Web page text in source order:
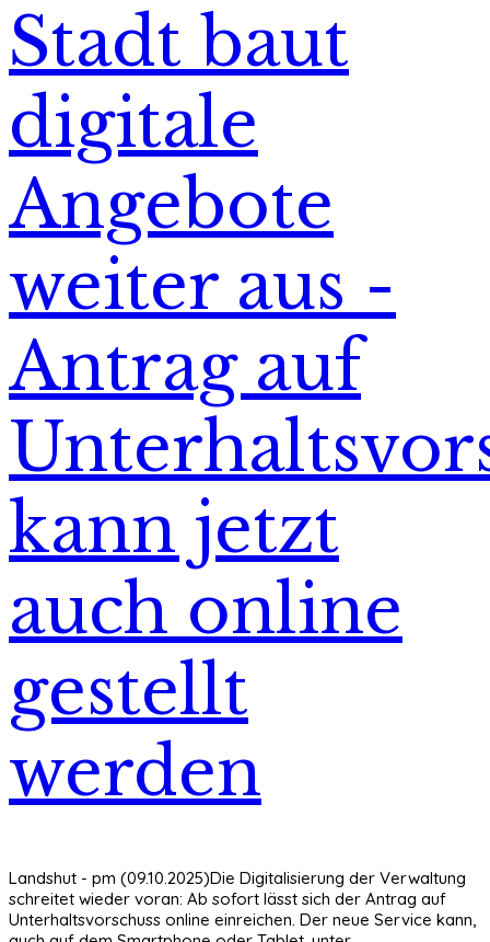
Stadt baut
digitale
Angebote
weiter aus -
Antrag auf
kann jetzt
auch online
gestellt
werden
Landshut - pm (09.10.2025)Die Digitalisierung der Verwaltung
schreitet wieder voran: Ab sofort lässt sich der Antrag auf
Unterhaltsvorschuss online einreichen. Der neue Service kann,